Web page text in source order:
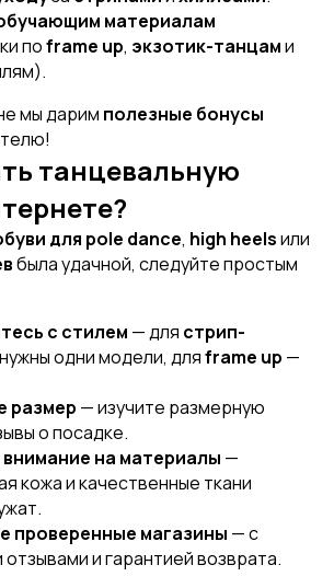
материалам
поframe up, экзотик-танцами
мы дарим полезные бонусы
танцевальную
для pole dance, high heelsили
была удачной, следуйте простым
с стилем — для стрип-
нужны одни модели, дляframe up —
размер — изучите размерную
о посадке.
на материалы —
кожа и качественные ткани
проверенные магазины — с
и гарантией возврата.
]]